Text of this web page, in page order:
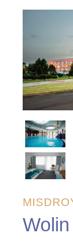
Wolin